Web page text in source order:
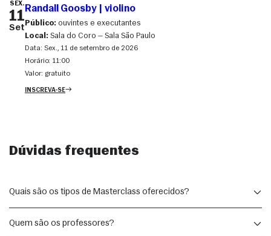
SEX.
11
Set
Randall Goosby | violino
Público: ouvintes e executantes
Local: Sala do Coro — Sala São Paulo
Data:
sex., 11 de setembro de 2026
Horário: 11:00
Valor: gratuito
INSCREVA-SE
Dúvidas frequentes
Quais são os tipos de Masterclass oferecidos?
A oferta varia de acordo com a presença de diferentes solistas da
Quem são os professores?